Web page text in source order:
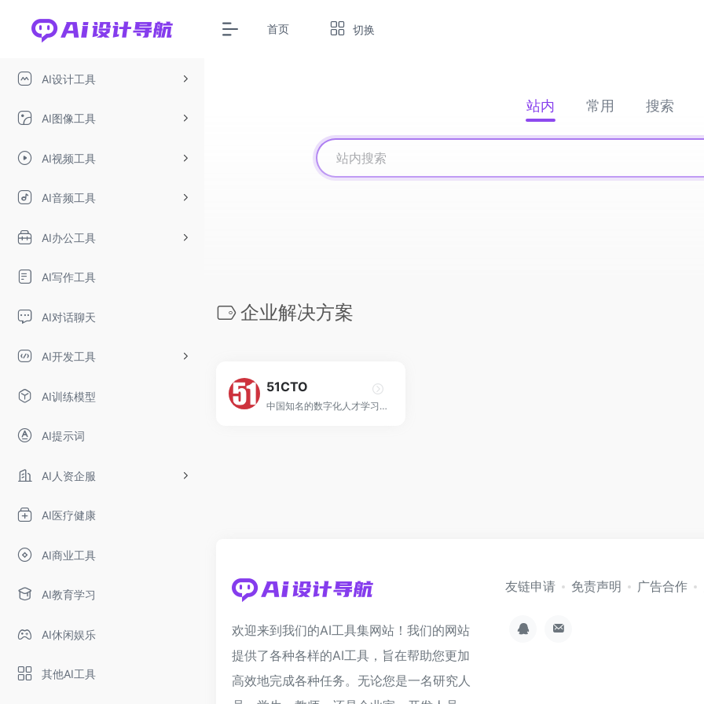
AI设计工具
AI图像工具
AI视频工具
AI音频工具
AI办公工具
AI写作工具
AI对话聊天
AI开发工具
AI训练模型
AI提示词
AI人资企服
AI医疗健康
AI商业工具
AI教育学习
AI休闲娱乐
其他AI工具
首页 切换
站内 常用 搜索
企业解决方案
51CTO
中国知名的数字化人才学习平台和技术社区！
欢迎来到我们的AI工具集网站！我们的网站
提供了各种各样的AI工具，旨在帮助您更加
高效地完成各种任务。无论您是一名研究人
友链申请 免责声明 广告合作